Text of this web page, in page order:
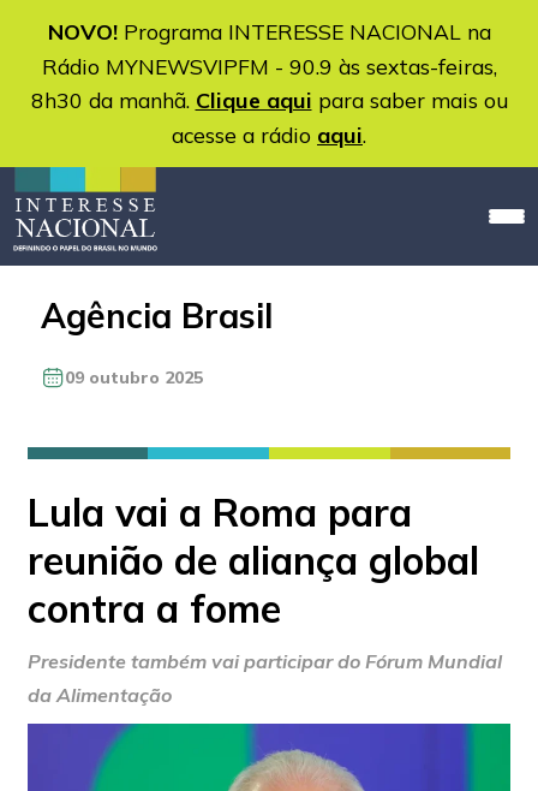
NOVO!Programa INTERESSE NACIONAL na
Rádio MYNEWSVIPFM - 90.9 às sextas-feiras,
8h30 da manhã. Clique aqui para saber mais ou
acesse a rádio aqui.
Agência Brasil
09 outubro 2025
Lula vai a Roma para
reunião de aliança global
contra a fome
Presidente também vai participar do Fórum Mundial
da Alimentação